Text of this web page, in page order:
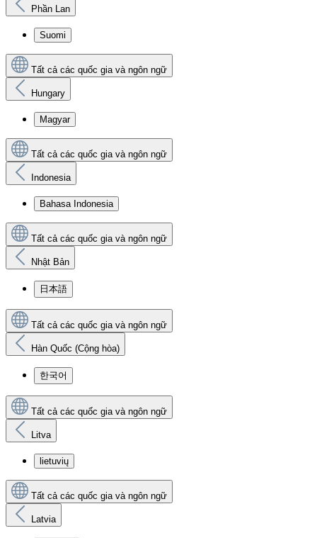
Phần Lan
Suomi
Tất cả các quốc gia và ngôn ngữ
Hungary
Magyar
Tất cả các quốc gia và ngôn ngữ
Indonesia
Bahasa Indonesia
Tất cả các quốc gia và ngôn ngữ
Nhật Bản
日本語
Tất cả các quốc gia và ngôn ngữ
Hàn Quốc (Cộng hòa)
한국어
Tất cả các quốc gia và ngôn ngữ
Litva
lietuvių
Tất cả các quốc gia và ngôn ngữ
Latvia